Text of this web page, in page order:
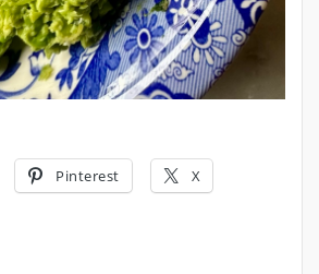
Pinterest X